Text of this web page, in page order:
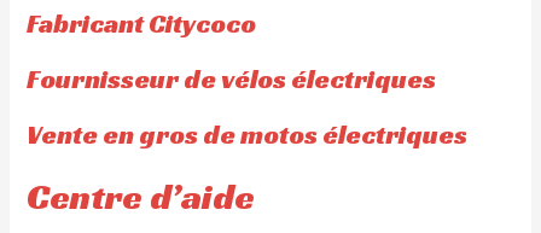
Fabricant Citycoco
Fournisseur de vélos électriques
Vente en gros de motos électriques
Centre d’aide